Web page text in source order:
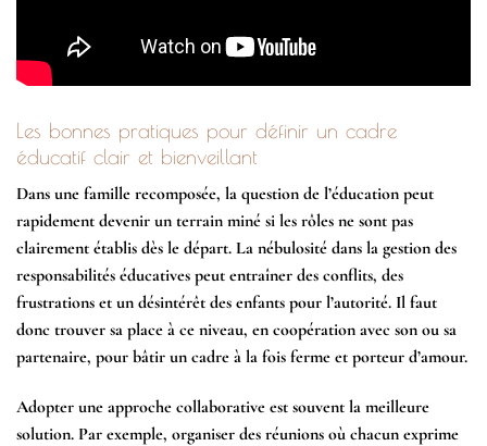
Les bonnes pratiques pour définir un cadre
éducatif clair et bienveillant
Dans une famille recomposée, la question de l’éducation peut
rapidement devenir un terrain miné si les rôles ne sont pas
clairement établis dès le départ. La nébulosité dans la gestion des
responsabilités éducatives peut entraîner des conflits, des
frustrations et un désintérêt des enfants pour l’autorité. Il faut
donc trouver sa place à ce niveau, en coopération avec son ou sa
partenaire, pour bâtir un cadre à la fois ferme et porteur d’amour.
Adopter une approche collaborative est souvent la meilleure
solution. Par exemple, organiser des réunions où chacun exprime